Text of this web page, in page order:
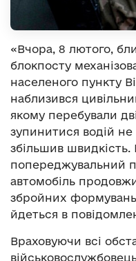
«Вчора, 8 лютого,
блокпосту
населеного пункту
наблизився
якому перебували
зупинитися водій не
збільшив швидкість.
попереджувальний
автомобіль
збройних формувань
йдеться в
Враховуючи всі